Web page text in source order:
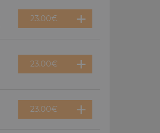
23.00€
23.00€
23.00€